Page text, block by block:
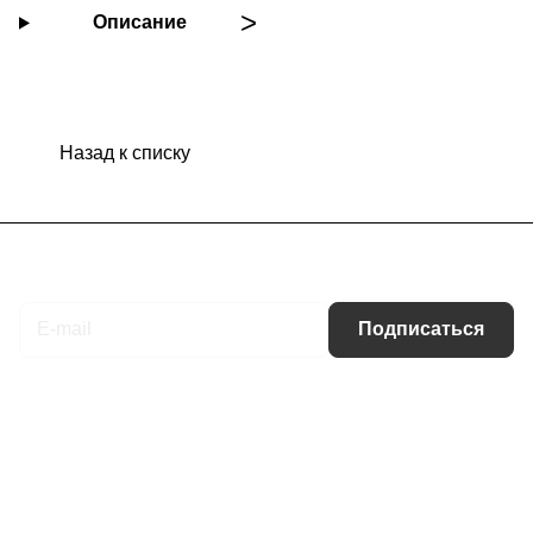
Описание
Назад к списку
Подписаться